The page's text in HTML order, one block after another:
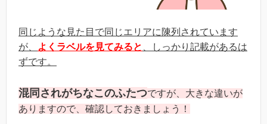
同じような見た目で同じエリアに陳列されています
が、
よくラベルを見てみると
、しっかり記載があるは
ずです。
混同されがちなこのふたつですが、大きな違いが
ありますので、確認しておきましょう！